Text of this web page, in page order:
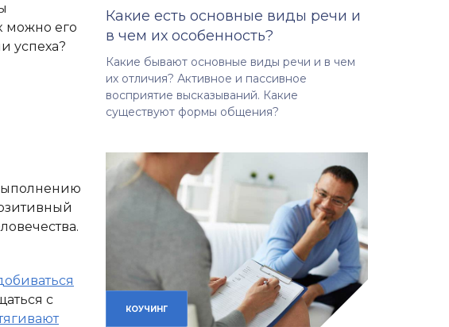
можно его
успеха?
с
Какие есть основные виды речи и
в чем их особенность?
Какие бывают основные виды речи и в чем
их отличия? Активное и пассивное
восприятие высказываний. Какие
существуют формы общения?
КОУЧИНГ